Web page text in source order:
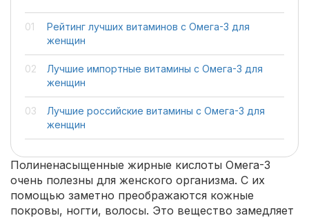
Рейтинг лучших витаминов с Омега-3 для
женщин
Лучшие импортные витамины с Омега-3 для
женщин
Лучшие российские витамины с Омега-3 для
женщин
Полиненасыщенные жирные кислоты Омега-3
очень полезны для женского организма. С их
помощью заметно преображаются кожные
покровы, ногти, волосы. Это вещество замедляет